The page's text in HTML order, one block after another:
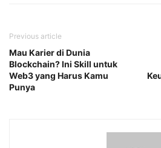
Previous article
Mau Karier di Dunia
Blockchain? Ini Skill untuk
Web3 yang Harus Kamu
Punya